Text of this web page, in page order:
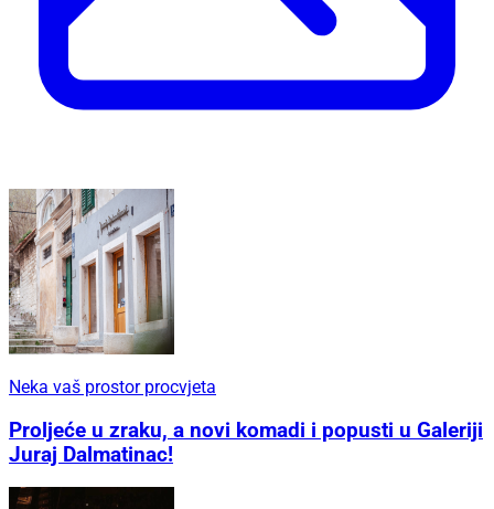
Neka vaš prostor procvjeta
Proljeće u zraku, a novi komadi i popusti u Galeriji
Juraj Dalmatinac!